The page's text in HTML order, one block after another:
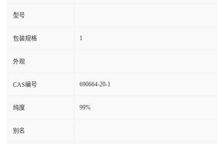
型号
包装规格 1
外观
CAS编号 690664-20-1
纯度 99%
别名